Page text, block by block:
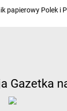
papierowy Polek i
Gazetka